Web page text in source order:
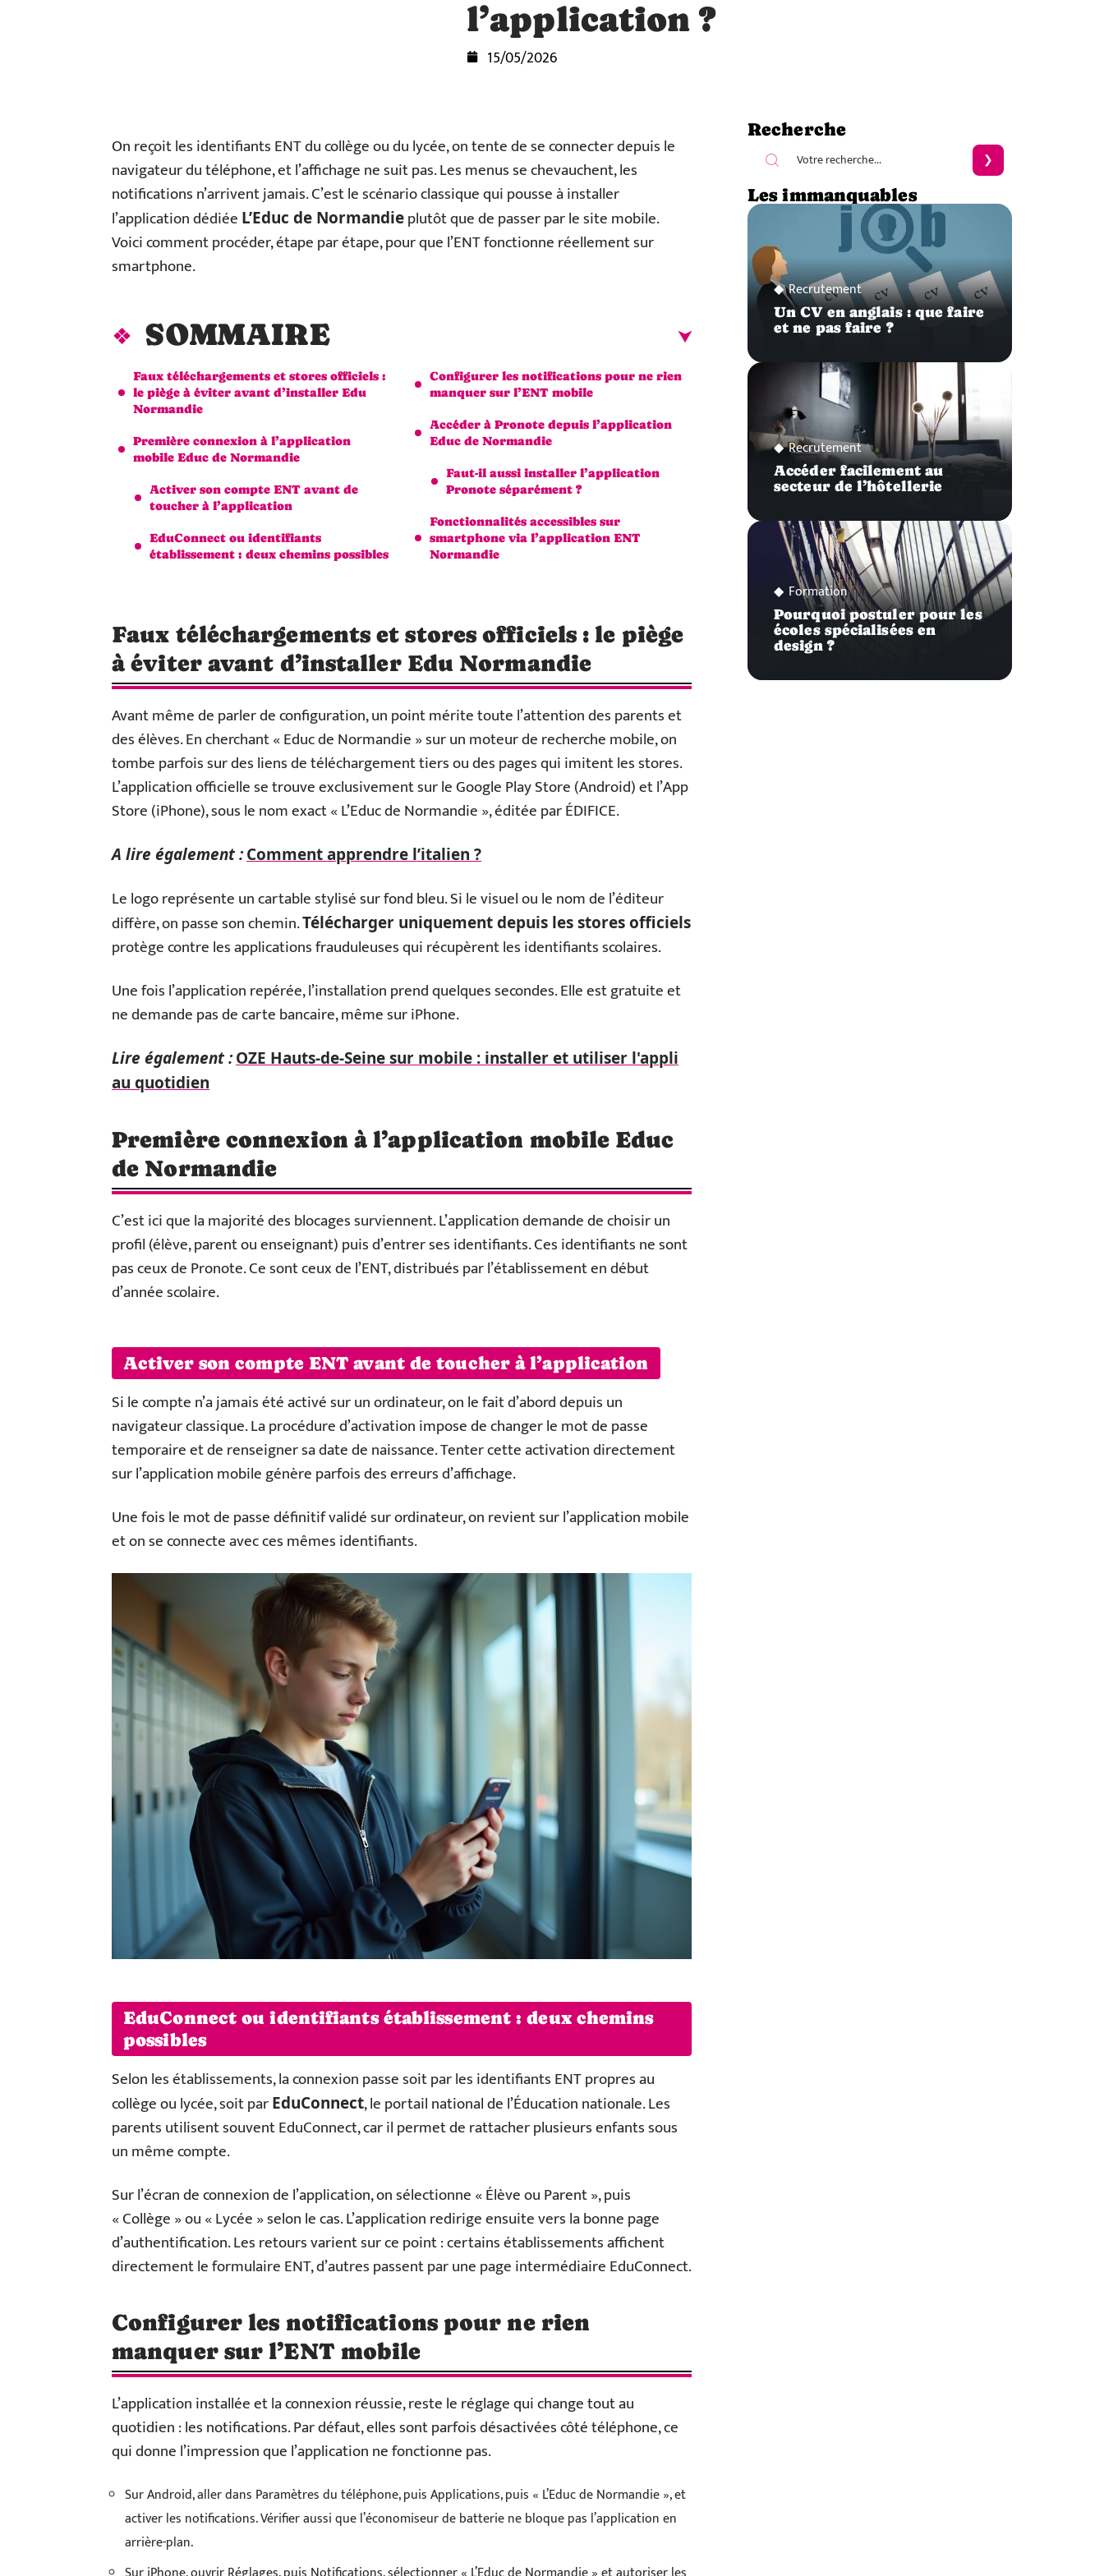
l’application ?
15/05/2026
On reçoit les identifiants ENT du collège ou du lycée, on tente de se connecter depuis le
navigateur du téléphone, et l’affichage ne suit pas. Les menus se chevauchent, les
notifications n’arrivent jamais. C’est le scénario classique qui pousse à installer
l’application dédiée L’Educ de Normandieplutôt que de passer par le site mobile.
Voici comment procéder, étape par étape, pour que l’ENT fonctionne réellement sur
smartphone.
SOMMAIRE
Faux téléchargements et stores officiels :
le piège à éviter avant d’installer Edu
Normandie
Première connexion à l’application
mobile Educ de Normandie
Activer son compte ENT avant de
toucher à l’application
EduConnect ou identifiants
établissement : deux chemins possibles
Configurer les notifications pour ne rien
manquer sur l’ENT mobile
Accéder à Pronote depuis l’application
Educ de Normandie
Faut-il aussi installer l’application
Pronote séparément ?
Fonctionnalités accessibles sur
smartphone via l’application ENT
Normandie
Faux téléchargements et stores officiels : le piège
à éviter avant d’installer Edu Normandie
Avant même de parler de configuration, un point mérite toute l’attention des parents et
des élèves. En cherchant « Educ de Normandie » sur un moteur de recherche mobile, on
tombe parfois sur des liens de téléchargement tiers ou des pages qui imitent les stores.
L’application officielle se trouve exclusivement sur le Google Play Store (Android) et l’App
Store (iPhone), sous le nom exact « L’Educ de Normandie », éditée par ÉDIFICE.
A lire également :Comment apprendre l’italien ?
Le logo représente un cartable stylisé sur fond bleu. Si le visuel ou le nom de l’éditeur
diffère, on passe son chemin.Télécharger uniquement depuis les stores officiels
protège contre les applications frauduleuses qui récupèrent les identifiants scolaires.
Une fois l’application repérée, l’installation prend quelques secondes. Elle est gratuite et
ne demande pas de carte bancaire, même sur iPhone.
Lire également :OZE Hauts-de-Seine sur mobile : installer et utiliser l'appli
au quotidien
Première connexion à l’application mobile Educ
de Normandie
C’est ici que la majorité des blocages surviennent. L’application demande de choisir un
profil (élève, parent ou enseignant) puis d’entrer ses identifiants. Ces identifiants ne sont
pas ceux de Pronote. Ce sont ceux de l’ENT, distribués par l’établissement en début
d’année scolaire.
Activer son compte ENT avant de toucher à l’application
Si le compte n’a jamais été activé sur un ordinateur, on le fait d’abord depuis un
navigateur classique. La procédure d’activation impose de changer le mot de passe
temporaire et de renseigner sa date de naissance. Tenter cette activation directement
sur l’application mobile génère parfois des erreurs d’affichage.
Une fois le mot de passe définitif validé sur ordinateur, on revient sur l’application mobile
et on se connecte avec ces mêmes identifiants.
EduConnect ou identifiants établissement : deux chemins
possibles
Selon les établissements, la connexion passe soit par les identifiants ENT propres au
collège ou lycée, soit parEduConnect, le portail national de l’Éducation nationale. Les
parents utilisent souvent EduConnect, car il permet de rattacher plusieurs enfants sous
un même compte.
Sur l’écran de connexion de l’application, on sélectionne « Élève ou Parent », puis
« Collège » ou « Lycée » selon le cas. L’application redirige ensuite vers la bonne page
d’authentification. Les retours varient sur ce point : certains établissements affichent
directement le formulaire ENT, d’autres passent par une page intermédiaire EduConnect.
Configurer les notifications pour ne rien
manquer sur l’ENT mobile
L’application installée et la connexion réussie, reste le réglage qui change tout au
quotidien : les notifications. Par défaut, elles sont parfois désactivées côté téléphone, ce
qui donne l’impression que l’application ne fonctionne pas.
Sur Android, aller dans Paramètres du téléphone, puis Applications, puis « L’Educ de Normandie », et
activer les notifications. Vérifier aussi que l’économiseur de batterie ne bloque pas l’application en
arrière-plan.
Recherche
Les immanquables
Recrutement
Un CV en anglais : que faire
et ne pas faire ?
Recrutement
Accéder facilement au
secteur de l’hôtellerie
Formation
Pourquoi postuler pour les
écoles spécialisées en
design ?